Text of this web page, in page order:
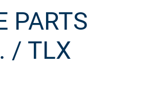
PARTS
/ TLX